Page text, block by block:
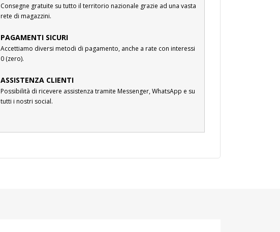
Consegne gratuite su tutto il territorio nazionale grazie ad una vasta
rete di magazzini.
PAGAMENTI SICURI
Accettiamo diversi metodi di pagamento, anche a rate con interessi
0 (zero).
ASSISTENZA CLIENTI
Possibilità di ricevere assistenza tramite Messenger, WhatsApp e su
tutti i nostri social.